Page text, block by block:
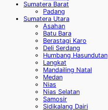
Sumatera Barat
Padang
Sumatera Utara
Asahan
Batu Bara
Berastagi Karo
Deli Serdang
Humbang Hasundutan
Langkat
Mandailing Natal
Medan
Nias
Nias Selatan
Samosir
Sidikalang Dairi